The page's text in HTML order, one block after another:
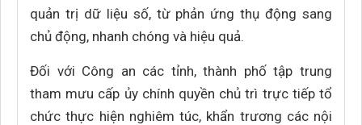
quản trị dữ liệu số, từ phản ứng thụ động sang
chủ động, nhanh chóng và hiệu quả.
Đối với Công an các tỉnh, thành phố tập trung
tham mưu cấp ủy chính quyền chủ trì trực tiếp tổ
chức thực hiện nghiêm túc, khẩn trương các nội